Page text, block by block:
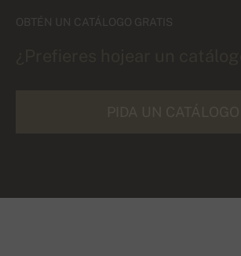
OBTÉN UN CATÁLOGO GRATIS